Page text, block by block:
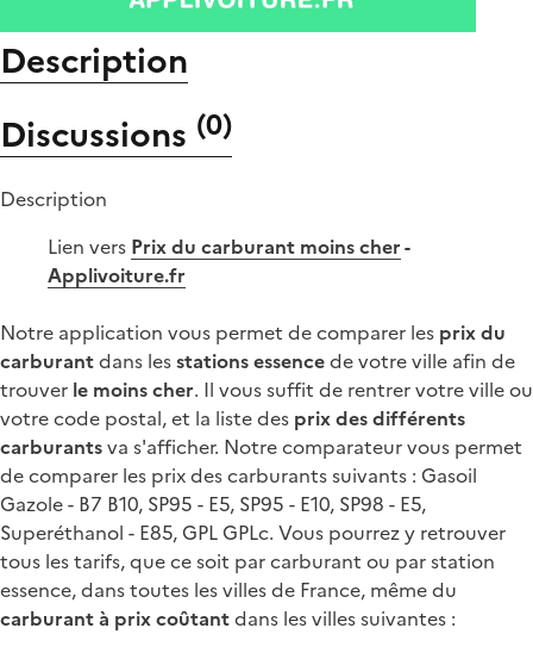
Description
Discussions (0)
Description
Lien vers Prix du carburant moins cher-
Applivoiture.fr
Notre application vous permet de comparer les prix du
carburantdans lesstations essencede votre ville afin de
trouver le moins cher. Il vous suffit de rentrer votre ville ou
votre code postal, et la liste des prix des différents
carburantsva s'afficher. Notre comparateur vous permet
de comparer les prix des carburants suivants : Gasoil
Gazole - B7 B10, SP95 - E5, SP95 - E10, SP98 - E5,
Superéthanol - E85, GPL GPLc. Vous pourrez y retrouver
tous les tarifs, que ce soit par carburant ou par station
essence, dans toutes les villes de France, même du
carburant à prix coûtantdans les villes suivantes :